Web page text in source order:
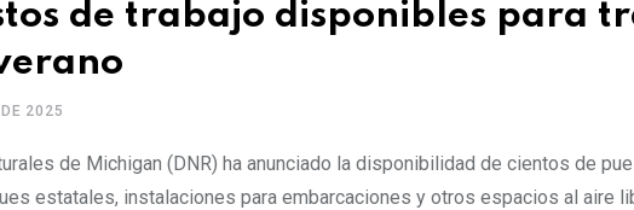
de trabajo disponibles para
2025
de Michigan (DNR) ha anunciado la disponibilidad de cientos de
estatales, instalaciones para embarcaciones y otros espacios al aire